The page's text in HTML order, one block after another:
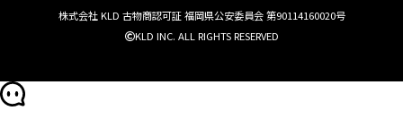
株式会社 KLD 古物商認可証 福岡県公安委員会 第90114160020号
KLD INC. ALL RIGHTS RESERVED